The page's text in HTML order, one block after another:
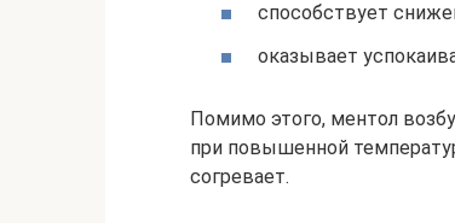
способствует
оказывает
Помимо этого, ментол
при повышенной
согревает.